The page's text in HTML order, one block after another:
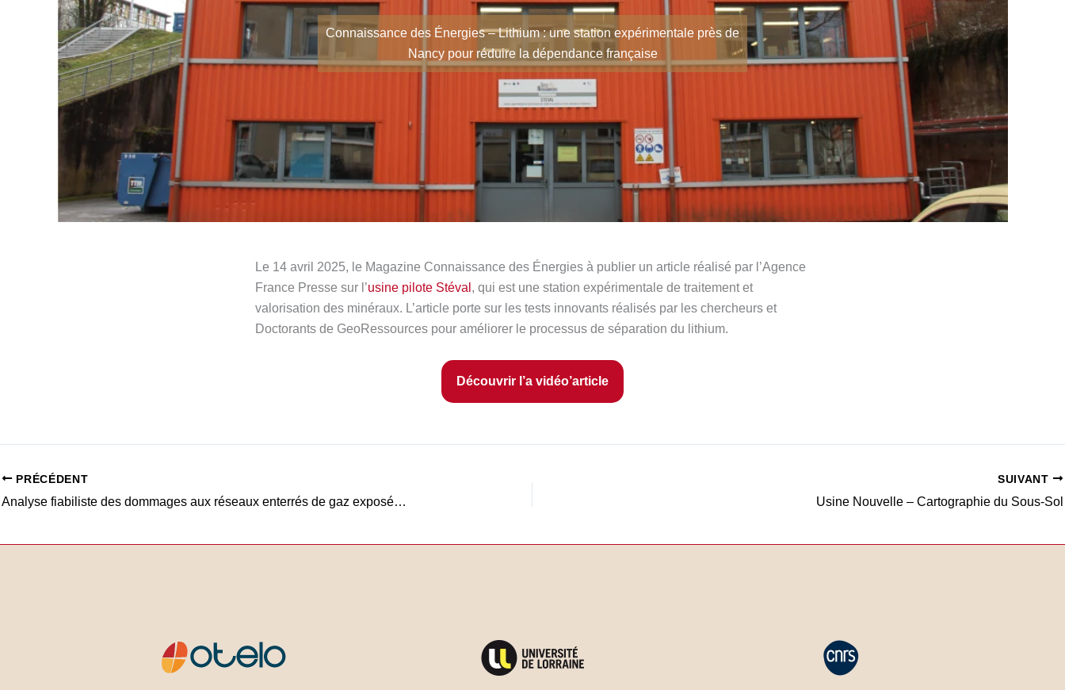
Connaissance des Énergies – Lithium : une station expérimentale près de
Nancy pour réduire la dépendance française
Le 14 avril 2025, le Magazine Connaissance des Énergies à publier un article réalisé par l’Agence
France Presse sur l’usine pilote Stéval , qui est une station expérimentale de traitement et
valorisation des minéraux. L’article porte sur les tests innovants réalisés par les chercheurs et
Doctorants de GeoRessources pour améliorer le processus de séparation du lithium.
Découvrir l’a vidéo’article
PRÉCÉDENT
Analyse fiabiliste des dommages aux réseaux enterrés de gaz exposés au phénomène de mouvement de terrain – le cas de changement d’usage des pipelines pour le transport d’hydrogène
SUIVANT
Usine Nouvelle – Cartographie du Sous-Sol